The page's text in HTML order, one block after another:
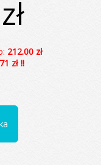
212.00 zł
zł !!